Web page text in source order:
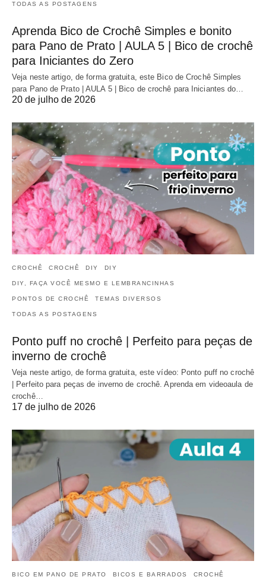
TODAS AS POSTAGENS
Aprenda Bico de Crochê Simples e bonito
para Pano de Prato | AULA 5 | Bico de crochê
para Iniciantes do Zero
Veja neste artigo, de forma gratuita, este Bico de Crochê Simples
para Pano de Prato | AULA 5 | Bico de crochê para Iniciantes do…
20 de julho de 2026
CROCHÊ CROCHÊ DIY DIY
DIY, FAÇA VOCÊ MESMO E LEMBRANCINHAS
PONTOS DE CROCHÊ TEMAS DIVERSOS
TODAS AS POSTAGENS
Ponto puff no crochê | Perfeito para peças de
inverno de crochê
Veja neste artigo, de forma gratuita, este vídeo: Ponto puff no crochê
| Perfeito para peças de inverno de crochê. Aprenda em videoaula de
crochê…
17 de julho de 2026
BICO EM PANO DE PRATO BICOS E BARRADOS CROCHÊ